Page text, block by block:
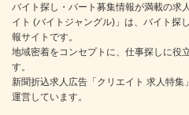
バイト探し・パート募集情報が満載の求
イト (バイトジャングル)」は、バイト探
報サイトです。
地域密着をコンセプトに、仕事探しに役
す。
新聞折込求人広告「クリエイト 求人特
運営しています。